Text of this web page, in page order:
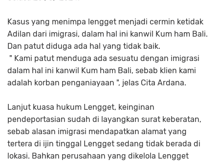
Kasus yang menimpa lengget menjadi cermin ketidak
Adilan dari imigrasi, dalam hal ini kanwil Kum ham Bali.
Dan patut diduga ada hal yang tidak baik.
" Kami patut menduga ada sesuatu dengan imigrasi
dalam hal ini kanwil Kum ham Bali, sebab klien kami
adalah korban penganiayaan ", jelas Cita Ardana.
Lanjut kuasa hukum Lengget, keinginan
pendeportasian sudah di layangkan surat keberatan,
sebab alasan imigrasi mendapatkan alamat yang
tertera di ijin tinggal Lengget sedang tidak berada di
lokasi. Bahkan perusahaan yang dikelola Lengget